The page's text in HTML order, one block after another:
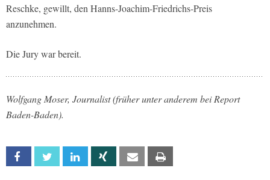
Reschke, gewillt, den Hanns-Joachim-Friedrichs-Preis
anzunehmen.
Die Jury war bereit.
Wolfgang Moser, Journalist (früher unter anderem bei Report
Baden-Baden).
Facebook Twitter Linkedin Xing Email